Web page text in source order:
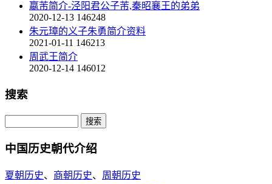
嬴芾简介-泾阳君公子芾,秦昭襄王的弟弟
2020-12-13 146248
朱元璋的义子朱勇简介资料
2021-01-11 146213
周武王简介
2020-12-14 146012
搜索
中国历史朝代介绍
夏朝历史、 商朝历史、 周朝历史